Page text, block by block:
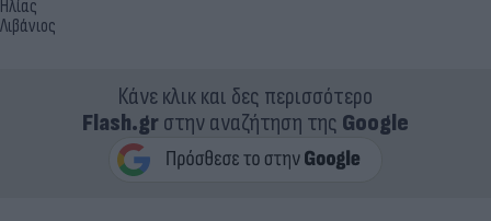
Ηλίας
Λιβάνιος
Κάνε κλικ και δες περισσότερο
Flash.grστην αναζήτηση της Google